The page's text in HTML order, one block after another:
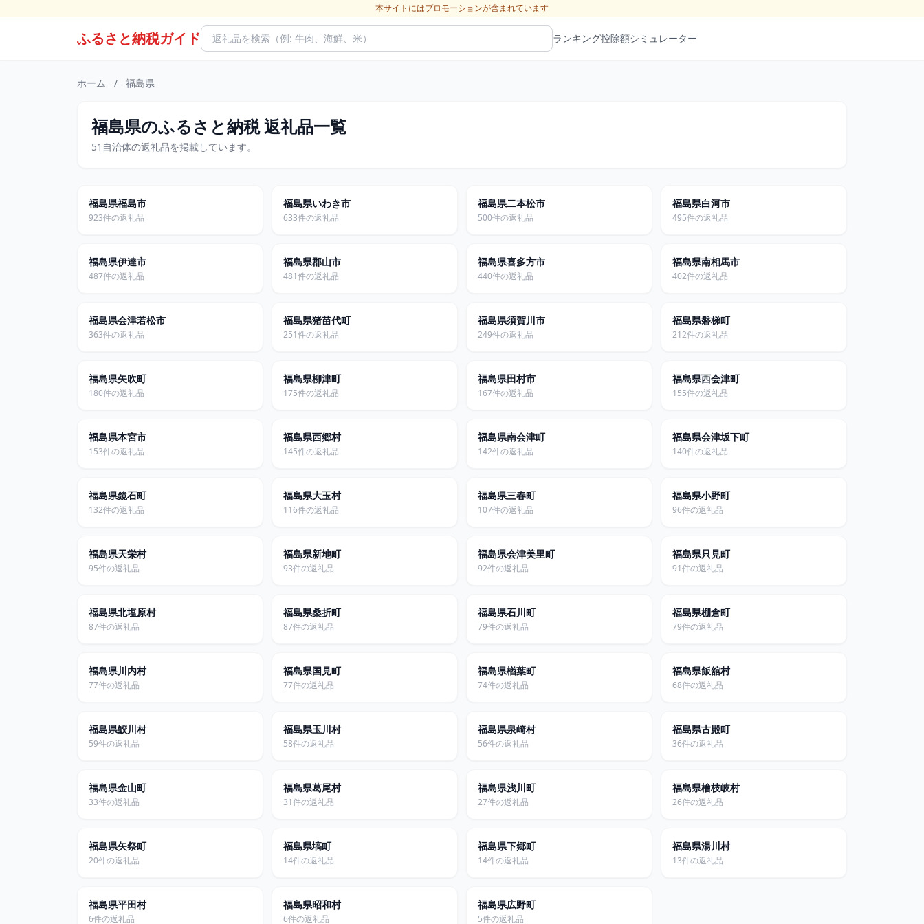
本サイトにはプロモーションが含まれています
ふるさと納税ガイド ランキング控除額シミュレーター
ホーム / 福島県
福島県のふるさと納税 返礼品一覧
51自治体の返礼品を掲載しています。
福島県福島市
923件の返礼品
福島県いわき市
633件の返礼品
福島県二本松市
500件の返礼品
福島県白河市
495件の返礼品
福島県伊達市
487件の返礼品
福島県郡山市
481件の返礼品
福島県喜多方市
440件の返礼品
福島県南相馬市
402件の返礼品
福島県会津若松市
363件の返礼品
福島県猪苗代町
251件の返礼品
福島県須賀川市
249件の返礼品
福島県磐梯町
212件の返礼品
福島県矢吹町
180件の返礼品
福島県柳津町
175件の返礼品
福島県田村市
167件の返礼品
福島県西会津町
155件の返礼品
福島県本宮市
153件の返礼品
福島県西郷村
145件の返礼品
福島県南会津町
142件の返礼品
福島県会津坂下町
140件の返礼品
福島県鏡石町
132件の返礼品
福島県大玉村
116件の返礼品
福島県三春町
107件の返礼品
福島県小野町
96件の返礼品
福島県天栄村
95件の返礼品
福島県新地町
93件の返礼品
福島県会津美里町
92件の返礼品
福島県只見町
91件の返礼品
福島県北塩原村
87件の返礼品
福島県桑折町
87件の返礼品
福島県石川町
79件の返礼品
福島県棚倉町
79件の返礼品
福島県川内村
77件の返礼品
福島県国見町
77件の返礼品
福島県楢葉町
74件の返礼品
福島県飯舘村
68件の返礼品
福島県鮫川村
59件の返礼品
福島県玉川村
58件の返礼品
福島県泉崎村
56件の返礼品
福島県古殿町
36件の返礼品
福島県金山町
33件の返礼品
福島県葛尾村
31件の返礼品
福島県浅川町
27件の返礼品
福島県檜枝岐村
26件の返礼品
福島県矢祭町
20件の返礼品
福島県塙町
14件の返礼品
福島県下郷町
14件の返礼品
福島県湯川村
13件の返礼品
福島県平田村
6件の返礼品
福島県昭和村
6件の返礼品
福島県広野町
5件の返礼品